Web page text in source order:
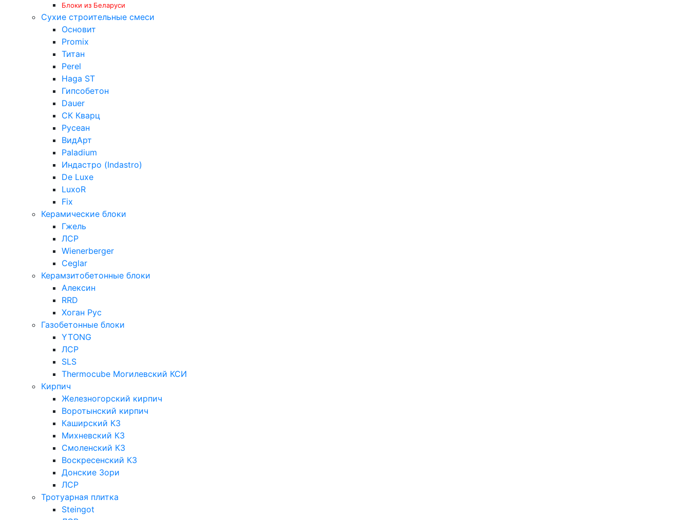
Блоки из Беларуси
Сухие строительные смеси
Основит
Promix
Титан
Perel
Haga ST
Гипсобетон
Dauer
СК Кварц
Русеан
ВидАрт
Paladium
Индастро (Indastro)
De Luxe
LuxoR
Fix
Керамические блоки
Гжель
ЛСР
Wienerberger
Ceglar
Керамзитобетонные блоки
Алексин
RRD
Хоган Рус
Газобетонные блоки
YTONG
ЛСР
SLS
Thermocube Могилевский КСИ
Кирпич
Железногорский кирпич
Воротынский кирпич
Каширский КЗ
Михневский КЗ
Смоленский КЗ
Воскресенский КЗ
Донские Зори
ЛСР
Тротуарная плитка
Steingot